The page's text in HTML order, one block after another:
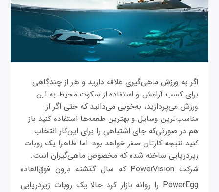
اگر به ورزش ماهی‌گیری علاقه دارید و هر از چندگاهی
برای کسب آرامش و استفاده از سکوت محیط به این
ورزش می‌پردازید، به‌خوبی می‌دانید که حتی اگر از
مناسب‌ترین وسایل و بهترین طعمه‌ها استفاده کنید باز
هم در صورتی‌که جای اشتباهی را برای این‌کار انتخاب
کنید نتیجه کارتان صفر خواهد بود. اما ظاهرا یک روبات
زیردریایی ساخته شده که مخصوص ماهی‌گیران است.
شرکت PowerVision که سال گذشته دِرون فوق‌العاده
PowerEgg را روانه بازار کرد حالا یک روبات زیردریایی